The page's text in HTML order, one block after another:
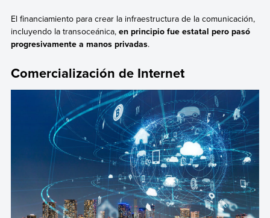
El financiamiento para crear la infraestructura de la comunicación,
incluyendo la transoceánica,en principio fue estatal pero pasó
progresivamente a manos privadas.
Comercialización de Internet